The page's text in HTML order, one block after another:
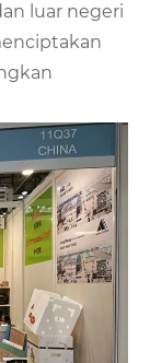
luar negeri